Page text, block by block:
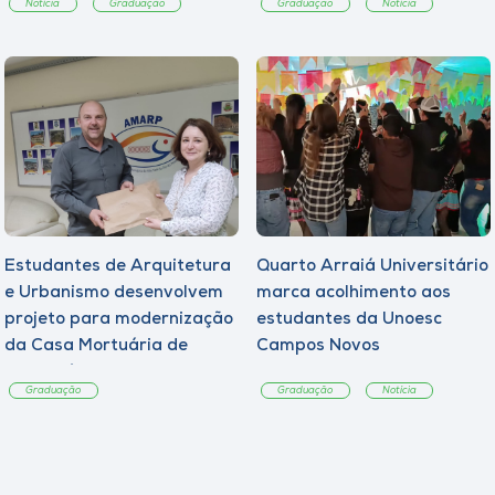
Notícia Graduação Graduação Notícia
Estudantes de Arquitetura
e Urbanismo desenvolvem
projeto para modernização
da Casa Mortuária de
Graduação
Quarto Arraiá Universitário
marca acolhimento aos
estudantes da Unoesc
Campos Novos
Graduação Notícia